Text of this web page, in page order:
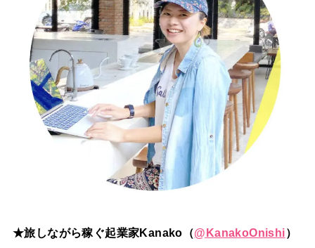
★旅しながら稼ぐ起業家Kanako（@ KanakoOnishi）